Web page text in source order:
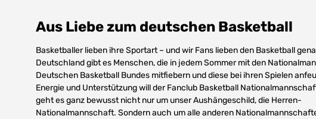
Aus Liebe zum deutschen Basketball
Basketballer lieben ihre Sportart – und wir Fans lieben den Basketball
Deutschland gibt es Menschen, die in jedem Sommer mit den
Deutschen Basketball Bundes mitfiebern und diese bei ihren Spielen
Energie und Unterstützung will der Fanclub Basketball
geht es ganz bewusst nicht nur um unser Aushängeschild, die Herren-
Nationalmannschaft. Sondern auch um alle anderen